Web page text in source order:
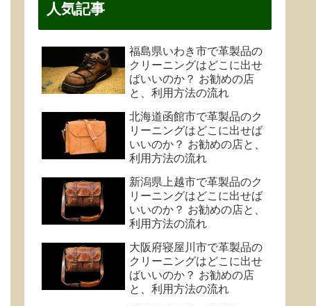
人気記事
福島県いわき市で革製品の
クリーニングはどこに出せ
ばいいのか？ お勧めの店
と、利用方法の流れ
北海道函館市で革製品のク
リーニングはどこに出せば
いいのか？ お勧めの店と、
利用方法の流れ
新潟県上越市で革製品のク
リーニングはどこに出せば
いいのか？ お勧めの店と、
利用方法の流れ
大阪府寝屋川市で革製品の
クリーニングはどこに出せ
ばいいのか？ お勧めの店
と、利用方法の流れ